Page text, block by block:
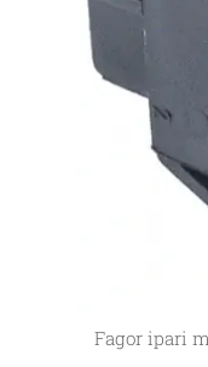
Fagor ipari